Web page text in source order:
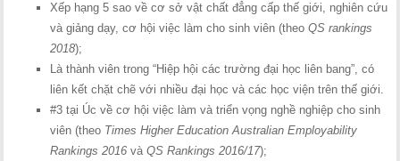
Xếp hạng 5 sao về cơ sở vật chất đẳng cấp thế giới, nghiên cứu
và giảng dạy, cơ hội việc làm cho sinh viên (theoQS rankings
2018);
Là thành viên trong “Hiệp hội các trường đại học liên bang”, có
liên kết chặt chẽ với nhiều đại học và các học viện trên thế giới.
#3 tại Úc về cơ hội việc làm và triển vọng nghề nghiệp cho sinh
viên (theo Times Higher Education Australian Employability
Rankings 2016 vàQS Rankings 2016/17);